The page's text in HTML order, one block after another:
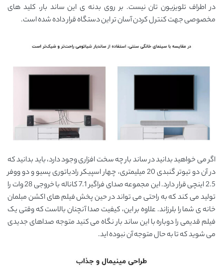
در اطراف تلویزیون تان نیست. بر روی بدنه ی این ساند بار، کلید های
مخصوصی جهت کنترل کردن آسان تر این دستگاه قرار داده شده است.
اگر می خواهید بدانید در ساند بار چه سخت افزاری وجود دارد، باید بدانید که
در آن دو تیوتر گنبدی 20 میلیمتری، چهار اسپیکر رادیاتوری پسیو و دو ووفر
2.5 اینچی قرار دارد. این مجموعه صدای فراگیر 7.1 کاناله با خروجی 28 وات را
تولید می کند که به راحتی می تواند در حین پخش فیلم های اکشن مبلمان
خانه ی شما را بلرزاند. علاوه بر این، کیفیت صدا آنچنان بالاست که وقتی یک
فیلم قدیمی را دوباره با این ساند بار نگاه می کنید متوجه صداهای جدیدی
می شوید که تا به حال متوجه آن نبوده اید.